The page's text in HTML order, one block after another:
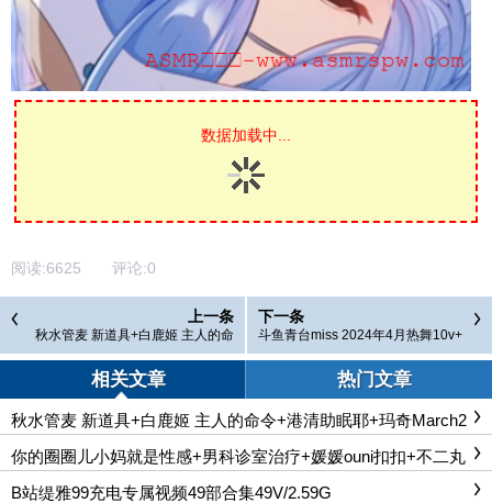
数据加载中...
阅读:6625 评论:0
上一条
秋水管麦 新道具+白鹿姬 主人的命
令+港清助眠耶+玛奇March2606月
会限青花紧身裙
下一条
斗鱼青台miss 2024年4月热舞10v+
1.5G
相关文章 热门文章
秋水管麦 新道具+白鹿姬 主人的命令+港清助眠耶+玛奇March2
606月会限青花紧身裙
你的圈圈儿小妈就是性感+男科诊室治疗+媛媛ouni扣扣+不二丸
叽
B站缇雅99充电专属视频49部合集49V/2.59G